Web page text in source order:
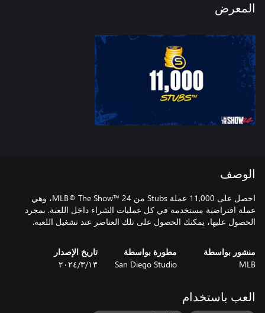
المعرض
الوصف
احصل على 11,000 عملة Stubs من MLB® The Show™ 24، وهي
عملة افتراضية مستخدمة في كل عمليات الشراء داخل اللعبة. بمجرد
الحصول عليها، يمكنك الحصول على تلك العناصر عند تشغيل اللعبة.
منشور بواسطة
MLB
مطورة بواسطة
San Diego Studio
تاريخ الإصدار
١٣‏/٣‏/٢٠٢٤
العب باستخدام